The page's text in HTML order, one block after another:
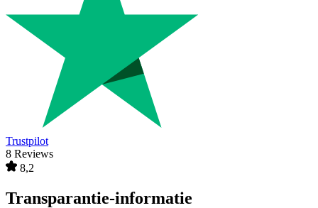
Trustpilot
8 Reviews
8,2
Transparantie-informatie